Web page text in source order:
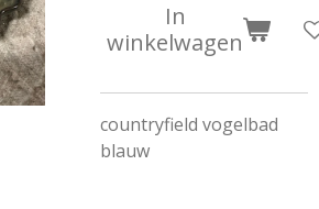
In
winkelwagen
countryfield vogelbad
blauw